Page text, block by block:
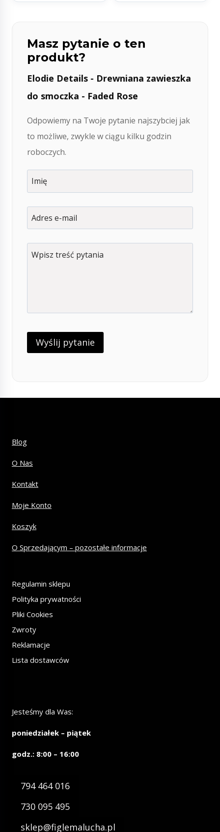
Masz pytanie o ten
produkt?
Elodie Details - Drewniana zawieszka
do smoczka - Faded Rose
Odpowiemy na Twoje pytanie najszybciej jak
to możliwe, zwykle w ciągu kilku godzin
roboczych.
Blog
O Nas
Kontakt
Moje Konto
Koszyk
O Sprzedającym – pozostałe informacje
Regulamin sklepu
Polityka prywatności
Pliki Cookies
Zwroty
Reklamacje
Lista dostawców
Jesteśmy dla Was:
poniedziałek – piątek
godz.: 8:00 – 16:00
794 464 016
730 095 495
sklep@figlemalucha.pl